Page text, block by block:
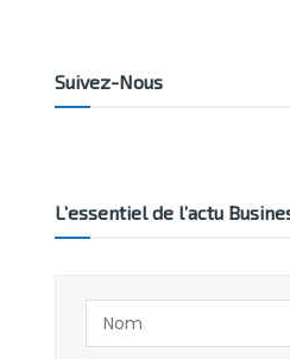
Suivez-Nous
L’essentiel de l’actu